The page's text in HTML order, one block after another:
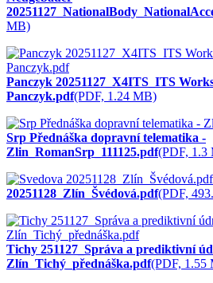
MB)
Panczyk 20251127_X4ITS_ITS
Panczyk.pdf(PDF, 1.24 MB)
Srp Přednáška dopravní telematika -
Zlin_RomanSrp_111125.pdf(PDF, 1.3
20251128_Zlín_Švédová.pdf(PDF,
Tichy 251127_Správa a prediktivní
Zlín_Tichý_přednáška.pdf(PDF, 1.55